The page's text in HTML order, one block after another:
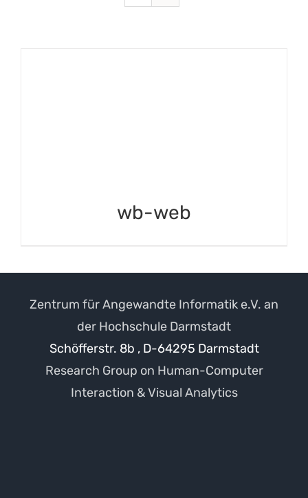
wb-web
Zentrum für Angewandte Informatik e.V. an
der Hochschule Darmstadt
Schöfferstr. 8b , D-64295 Darmstadt
Research Group on Human-Computer
Interaction & Visual Analytics